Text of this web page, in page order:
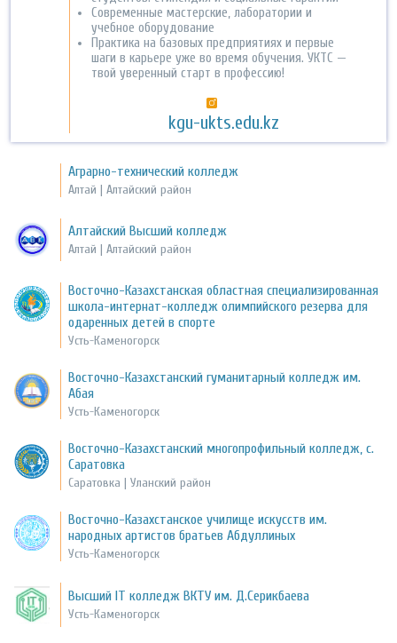
Современные мастерские, лаборатории и
учебное оборудование
Практика на базовых предприятиях и первые
шаги в карьере уже во время обучения. УКТС —
твой уверенный старт в профессию!
kgu-ukts.edu.kz
Аграрно-технический колледж
Алтай | Алтайский район
Алтайский Высший колледж
Алтай | Алтайский район
Восточно-Казахстанская областная специализированная
школа-интернат-колледж олимпийского резерва для
одаренных детей в спорте
Усть-Каменогорск
Восточно-Казахстанский гуманитарный колледж им.
Абая
Усть-Каменогорск
Восточно-Казахстанский многопрофильный колледж, с.
Саратовка
Саратовка | Уланский район
Восточно-Казахстанское училище искусств им.
народных артистов братьев Абдуллиных
Усть-Каменогорск
Высший IT колледж ВКТУ им. Д.Серикбаева
Усть-Каменогорск